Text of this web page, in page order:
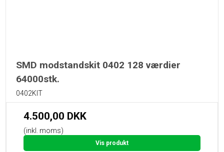
SMD modstandskit 0402 128 værdier
64000stk.
0402KIT
4.500,00 DKK
(inkl. moms)
Vis produkt